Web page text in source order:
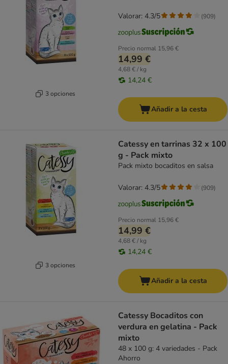
3 opciones
Precio normal 15,96 €
14,99 €
4,68 € / kg
14,24 €
Valorar: 4.3/5 (909)
Añadir a la cesta
3 opciones
Catessy en tarrinas 32 x 100
g - Pack mixto
Pack mixto bocaditos en salsa
Precio normal 15,96 €
14,99 €
4,68 € / kg
14,24 €
Valorar: 4.3/5 (909)
Añadir a la cesta
Catessy Bocaditos con
verdura en gelatina - Pack
mixto
48 x 100 g: 4 variedades - Pack
Ahorro